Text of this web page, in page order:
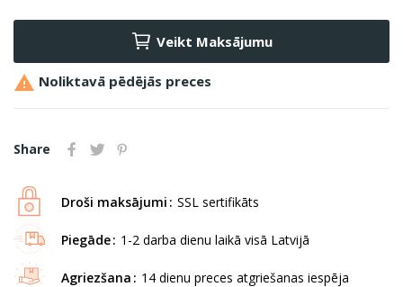
Veikt Maksājumu
 Noliktavā pēdējās preces
Share
Droši maksājumi SSL sertifikāts
Piegāde 1-2 darba dienu laikā visā Latvijā
Agriezšana 14 dienu preces atgriešanas iespēja